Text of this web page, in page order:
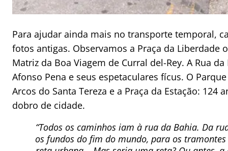
Para ajudar ainda mais no transporte temporal,
fotos antigas. Observamos a Praça da Liberdade
Matriz da Boa Viagem de Curral del-Rey. A Rua
Afonso Pena e seus espetaculares fícus. O
Arcos do Santa Tereza e a Praça da Estação: 124
dobro de cidade.
“Todos os caminhos iam à rua da Bahia. Da
os fundos do fim do mundo, para os